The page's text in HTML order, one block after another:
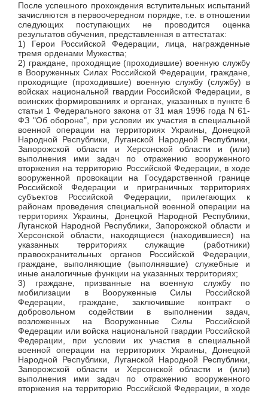
После успешного прохождения вступительных испытаний
зачисляются в первоочередном порядке, т.е. в отношении
следующих поступающих не проводится оценка
результатов обучения, представленная в аттестатах:
1) Герои Российской Федерации, лица, награжденные
тремя орденами Мужества;
2) граждане, проходящие (проходившие) военную службу
в Вооруженных Силах Российской Федерации, граждане,
проходящие (проходившие) военную службу (службу) в
войсках национальной гвардии Российской Федерации, в
воинских формированиях и органах, указанных в пункте 6
статьи 1 Федерального закона от 31 мая 1996 года N 61-
ФЗ "Об обороне", при условии их участия в специальной
военной операции на территориях Украины, Донецкой
Народной Республики, Луганской Народной Республики,
Запорожской области и Херсонской области и (или)
выполнения ими задач по отражению вооруженного
вторжения на территорию Российской Федерации, в ходе
вооруженной провокации на Государственной границе
Российской Федерации и приграничных территориях
субъектов Российской Федерации, прилегающих к
районам проведения специальной военной операции на
территориях Украины, Донецкой Народной Республики,
Луганской Народной Республики, Запорожской области и
Херсонской области, находящиеся (находившиеся) на
указанных территориях служащие (работники)
правоохранительных органов Российской Федерации,
граждане, выполняющие (выполнявшие) служебные и
иные аналогичные функции на указанных территориях;
3) граждане, призванные на военную службу по
мобилизации в Вооруженные Силы Российской
Федерации, граждане, заключившие контракт о
добровольном содействии в выполнении задач,
возложенных на Вооруженные Силы Российской
Федерации или войска национальной гвардии Российской
Федерации, при условии их участия в специальной
военной операции на территориях Украины, Донецкой
Народной Республики, Луганской Народной Республики,
Запорожской области и Херсонской области и (или)
выполнения ими задач по отражению вооруженного
вторжения на территорию Российской Федерации, в ходе